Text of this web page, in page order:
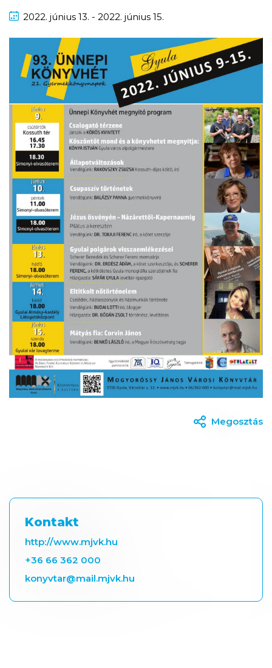
2022. június 13. - 2022. június 15.
Megosztás
Kontakt
http://www.mjvk.hu
+36 66 362 000
konyvtar@mail.mjvk.hu